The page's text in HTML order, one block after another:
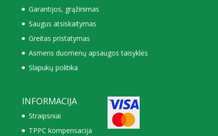
Garantijos, grąžinimas
Saugus atsiskaitymas
Greitas pristatymas
Asmens duomenų apsaugos taisyklės
Slapukų politika
INFORMACIJA
Straipsniai
TPPC kompensacija